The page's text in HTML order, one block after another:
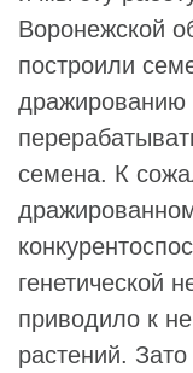
Воронежской
построили
дражированию
семена. К
генетической
приводило к
растений.